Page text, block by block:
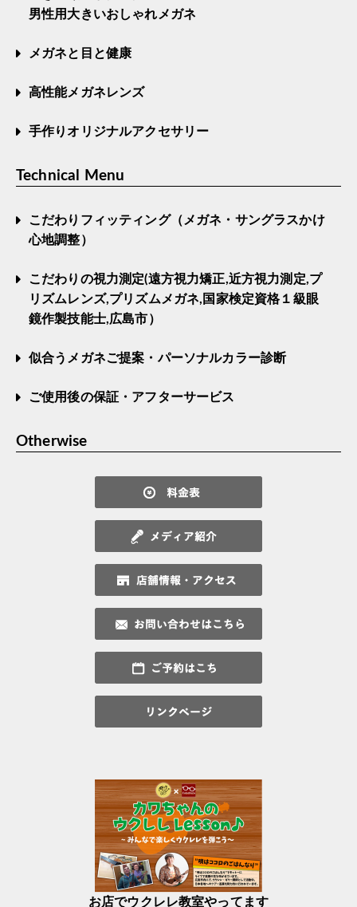
男性用大きいおしゃれメガネ
メガネと目と健康
高性能メガネレンズ
手作りオリジナルアクセサリー
Technical Menu
こだわりフィッティング（メガネ・サングラスかけ
心地調整）
こだわりの視力測定(遠方視力矯正,近方視力測定,プ
リズムレンズ,プリズムメガネ,国家検定資格１級眼
鏡作製技能士,広島市）
似合うメガネご提案・パーソナルカラー診断
ご使用後の保証・アフターサービス
Otherwise
お店でウクレレ教室やってます